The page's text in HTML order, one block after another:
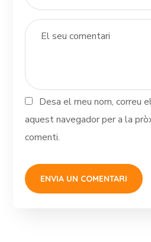
Desa el meu nom, correu
aquest navegador per a la
comenti.